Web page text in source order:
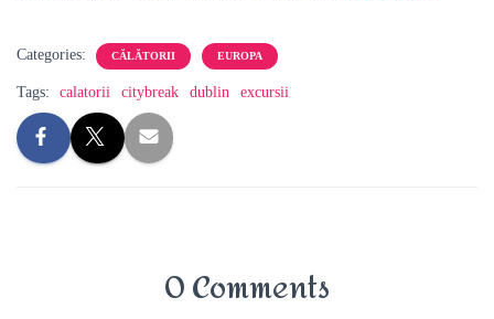
Categories: CĂLĂTORII EUROPA
Tags: calatorii citybreak dublin excursii
0 Comments